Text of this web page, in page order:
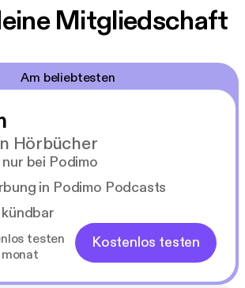
Mitgliedschaft
Am beliebtesten
Hörbücher
bei Podimo
in Podimo Podcasts
testen
Kostenlos testen